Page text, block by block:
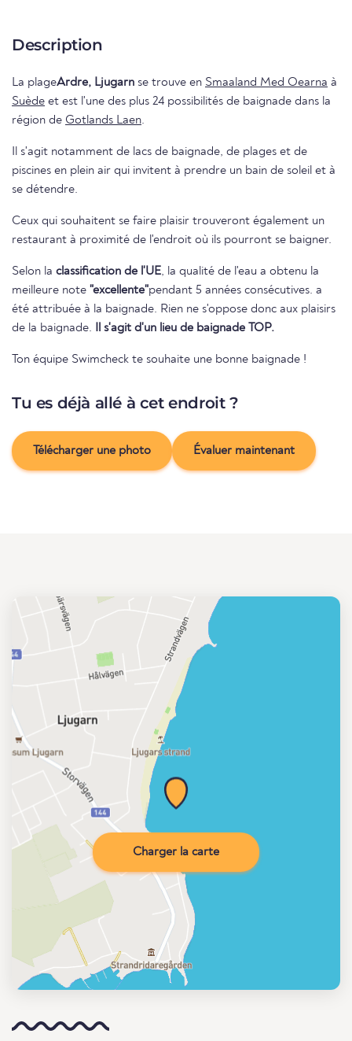
Description
La plageArdre, Ljugarn se trouve en Smaaland Med Oearna à
Suède et est l'une des plus 24 possibilités de baignade dans la
région de Gotlands Laen.
Il s'agit notamment de lacs de baignade, de plages et de
piscines en plein air qui invitent à prendre un bain de soleil et à
se détendre.
Ceux qui souhaitent se faire plaisir trouveront également un
restaurant à proximité de l'endroit où ils pourront se baigner.
Selon la classification de l'UE, la qualité de l'eau a obtenu la
meilleure note "excellente"pendant 5 années consécutives. a
été attribuée à la baignade. Rien ne s'oppose donc aux plaisirs
de la baignade. Il s'agit d'un lieu de baignade TOP.
Ton équipe Swimcheck te souhaite une bonne baignade !
Tu es déjà allé à cet endroit ?
Télécharger une photo Évaluer maintenant
Charger la carte